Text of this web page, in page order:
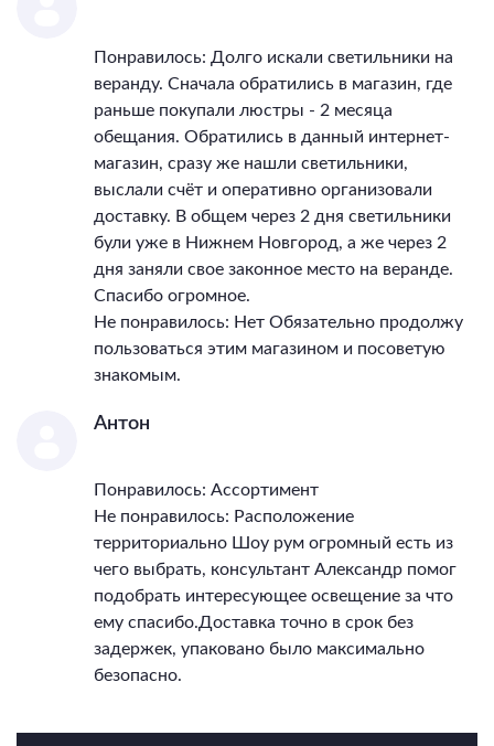
Понравилось: Долго искали светильники на
веранду. Сначала обратились в магазин, где
раньше покупали люстры - 2 месяца
обещания. Обратились в данный интернет-
магазин, сразу же нашли светильники,
выслали счёт и оперативно организовали
доставку. В общем через 2 дня светильники
були уже в Нижнем Новгород, а же через 2
дня заняли свое законное место на веранде.
Спасибо огромное.
Не понравилось: Нет Обязательно продолжу
пользоваться этим магазином и посоветую
знакомым.
Антон
Понравилось: Ассортимент
Не понравилось: Расположение
территориально Шоу рум огромный есть из
чего выбрать, консультант Александр помог
подобрать интересующее освещение за что
ему спасибо.Доставка точно в срок без
задержек, упаковано было максимально
безопасно.